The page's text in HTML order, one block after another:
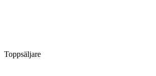
Toppsäljare